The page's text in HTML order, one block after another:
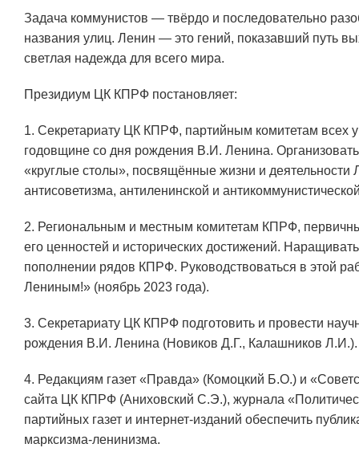
Задача коммунистов — твёрдо и последовательно
названия улиц. Ленин — это гений, показавший путь
светлая надежда для всего мира.
Президиум ЦК КПРФ постановляет:
1. Секретариату ЦК КПРФ, партийным комитетам всех
годовщине со дня рождения В.И. Ленина.
«круглые столы», посвящённые жизни и
антисоветизма, антиленинской и
2. Региональным и местным комитетам КПРФ,
его ценностей и исторических достижений.
пополнении рядов КПРФ. Руководствоваться в этой
Лениным!» (ноябрь 2023 года).
3. Секретариату ЦК КПРФ подготовить и провести
рождения В.И. Ленина (Новиков Д.Г., Калашников Л.И.).
4. Редакциям газет «Правда» (Комоцкий Б.О.) и
сайта ЦК КПРФ (Аниховский С.Э.), журнала
партийных газет и интернет-изданий обеспечить
марксизма-ленинизма.